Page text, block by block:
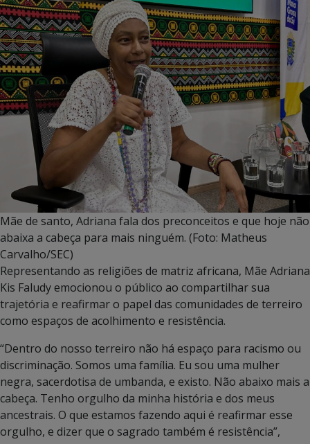
Mãe de santo, Adriana fala dos preconceitos e que hoje não
abaixa a cabeça para mais ninguém. (Foto: Matheus
Carvalho/SEC)
Representando as religiões de matriz africana, Mãe Adriana
Kis Faludy emocionou o público ao compartilhar sua
trajetória e reafirmar o papel das comunidades de terreiro
como espaços de acolhimento e resistência.
“Dentro do nosso terreiro não há espaço para racismo ou
discriminação. Somos uma família. Eu sou uma mulher
negra, sacerdotisa de umbanda, e existo. Não abaixo mais a
cabeça. Tenho orgulho da minha história e dos meus
ancestrais. O que estamos fazendo aqui é reafirmar esse
orgulho, e dizer que o sagrado também é resistência”,